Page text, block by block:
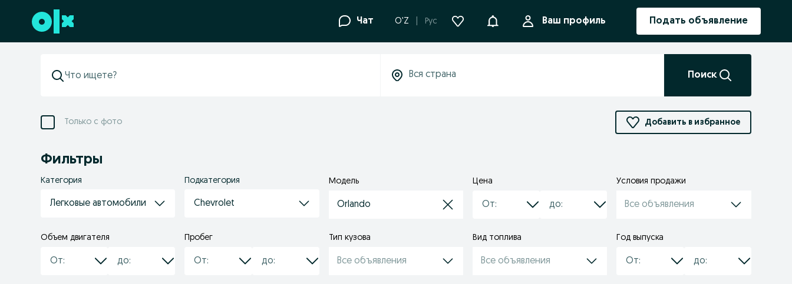
Перейти к нижнему колонтитулу Чат O'Z Рус УведомленияВаш профиль Подать объявление
Поиск
Только с фото Добавить в избранное
Фильтры
Категория
Легковые автомобили
Подкатегория
Chevrolet
Модель
Orlando
Цена Условия продажи
Все объявления
Объем двигателя Пробег Тип кузова
Все объявления
Вид топлива
Все объявления
Год выпуска